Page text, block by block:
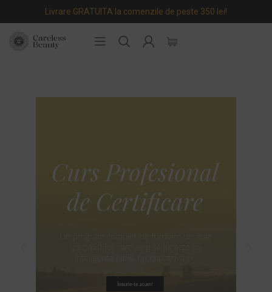
Livrare GRATUITA la comenzile de peste 350 lei!